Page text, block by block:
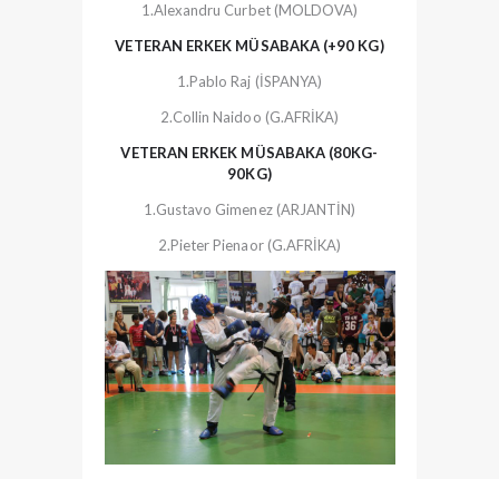
1.Alexandru Curbet (MOLDOVA)
VETERAN ERKEK MÜSABAKA (+90 KG)
1.Pablo Raj (İSPANYA)
2.Collin Naidoo (G.AFRİKA)
VETERAN ERKEK MÜSABAKA (80KG-
90KG)
1.Gustavo Gimenez (ARJANTİN)
2.Pieter Pienaor (G.AFRİKA)